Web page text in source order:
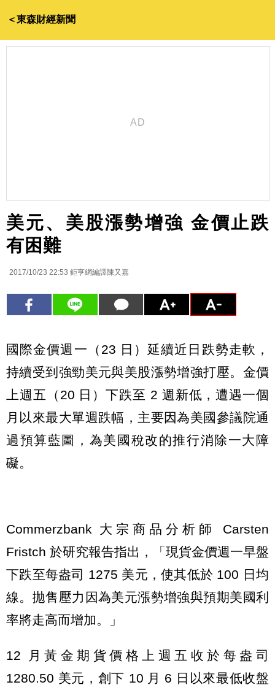
＜東森財經新聞
美元、美股漲勢增強 金價止跌
有困難
2017/10/23 22:53 鉅亨網編譯陳又嘉
國際金價週一（23 日）延續近日跌勢走軟，
持續受到強勁美元與美股漲勢增強打壓。金價
上週五（20 日）下跌至 2 週新低，遭遇一個
月以來最大單週跌幅，主要因為美國參議院通
過預算藍圖，為美國稅改的推行消除一大障
礙。
Commerzbank 大宗商品分析師 Carsten
Fristch 於研究報告指出，「現貨金價週一早盤
下跌至每盎司 1275 美元，使其低於 100 日均
線。拋售壓力因為美元漲勢增強與預期美國利
率將走高而增加。」
12 月黃金期貨價格上週五收於每盎司
1280.50 美元，創下 10 月 6 日以來最低收盤